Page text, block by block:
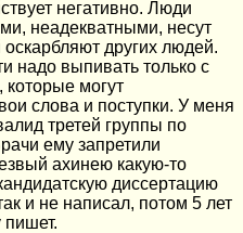
негативно. Люди
неадекватными, несут
других людей.
надо выпивать только с
могут
слова и поступки. У меня
третей группы по
ему запретили
ахинею какую-то
диссертацию
и не написал, потом 5 лет
пишет.